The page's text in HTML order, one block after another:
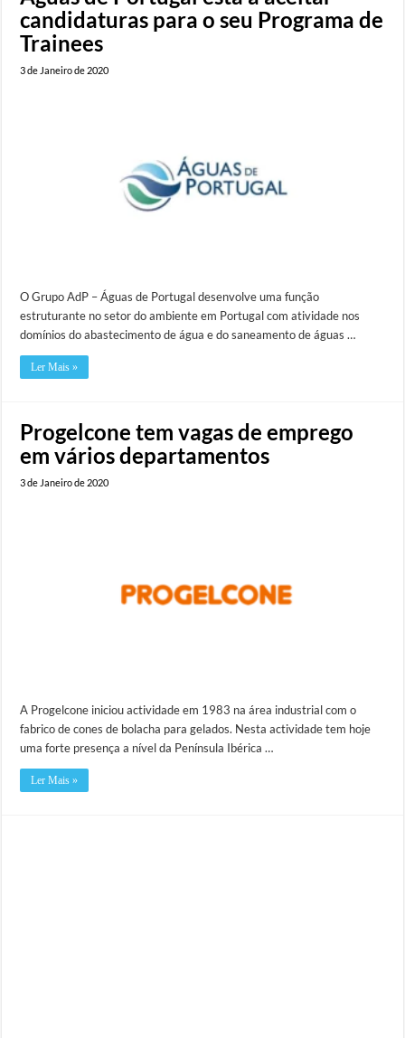
candidaturas para o seu Programa de
Trainees
3 de Janeiro de 2020
O Grupo AdP – Águas de Portugal desenvolve uma função
estruturante no setor do ambiente em Portugal com atividade nos
domínios do abastecimento de água e do saneamento de águas …
Ler Mais »
Progelcone tem vagas de emprego
em vários departamentos
3 de Janeiro de 2020
A Progelcone iniciou actividade em 1983 na área industrial com o
fabrico de cones de bolacha para gelados. Nesta actividade tem hoje
uma forte presença a nível da Península Ibérica …
Ler Mais »